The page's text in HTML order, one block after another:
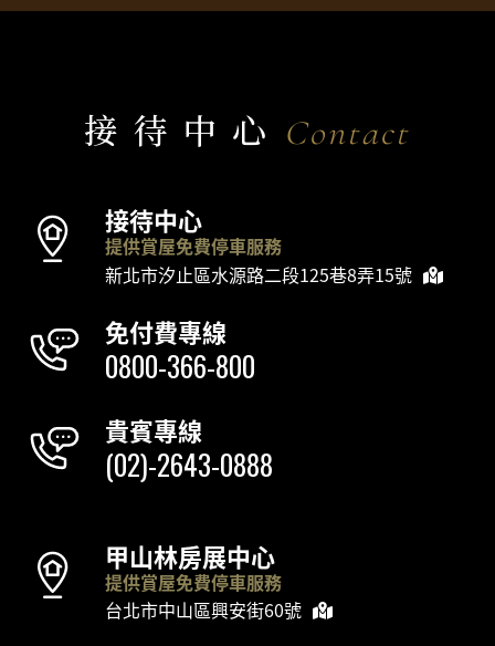
接待中心 Contact
接待中心
提供賞屋免費停車服務
新北市汐止區水源路二段125巷8弄15號
免付費專線
0800-366-800
貴賓專線
(02)-2643-0888
甲山林房展中心
提供賞屋免費停車服務
台北市中山區興安街60號